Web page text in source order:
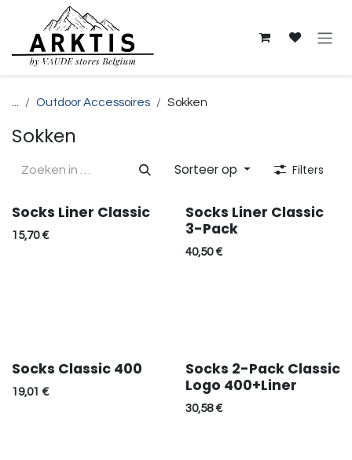
Overslaan naar inhoud
... Outdoor Accessoires Sokken
Sokken
Sorteer op Filters
Socks Liner Classic
15,70€
Socks Liner Classic
3-Pack
40,50€
Socks Classic 400
19,01 €
Socks 2-Pack Classic
Logo 400+Liner
30,58€